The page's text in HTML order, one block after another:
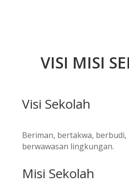
VISI MISI
Visi Sekolah
Beriman, bertakwa,
berwawasan lingkungan.
Misi Sekolah